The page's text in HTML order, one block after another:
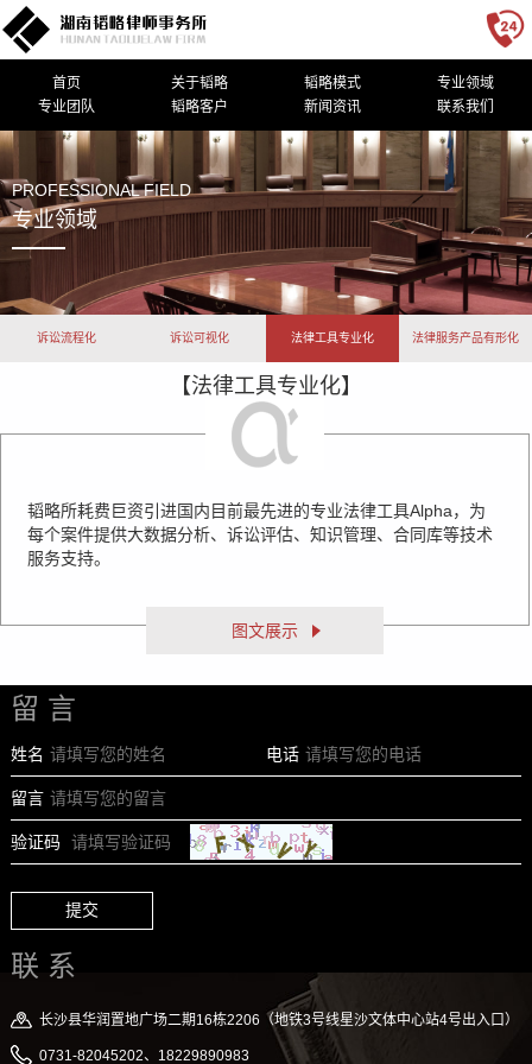
首页 关于韬略 韬略模式
专业领域
专业团队
韬略客户 新闻资讯 联系我们
PROFESSIONAL FIELD
专业领域
诉讼流程化 诉讼可视化 法律工具专业化 法律服务产品有形化
【法律工具专业化】
韬略所耗费巨资引进国内目前最先进的专业法律工具Alpha，为
每个案件提供大数据分析、诉讼评估、知识管理、合同库等技术
服务支持。
图文展示
留 言
姓名 电话
留言
验证码
提交
联 系
长沙县华润置地广场二期16栋2206（地铁3号线星沙文体中心站4号出入口）
0731-82045202、18229890983